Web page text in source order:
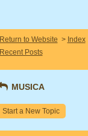
Return to Website > Index
Recent Posts
MUSICA
Start a New Topic